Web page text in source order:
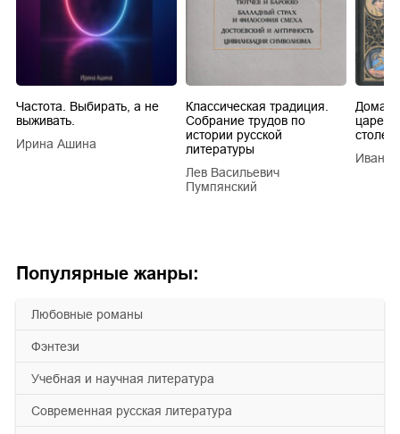
Популярные жанры:
любовные романы
фэнтези
учебная и научная литература
современная русская литература
Частота. Выбирать, а не
выживать.
Ирина Ашина
Классическая традиция.
Собрание трудов по
истории русской
литературы
Лев Васильевич
Пумпянский
царей
Иван